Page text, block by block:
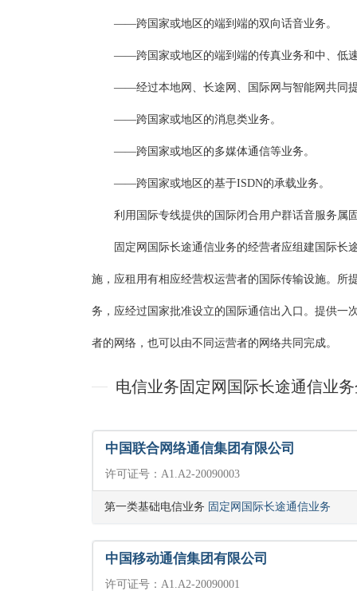
——跨国家或地区的端到端的双向话音业务。
——跨国家或地区的端到端的传真业务和中、低
——经过本地网、长途网、国际网与智能网共同提
——跨国家或地区的消息类业务。
——跨国家或地区的多媒体通信等业务。
——跨国家或地区的基于ISDN的承载业务。
利用国际专线提供的国际闭合用户群话音服务属
固定网国际长途通信业务的经营者应组建国际长
施，应租用有相应经营权运营者的国际传输设施。所
务，应经过国家批准设立的国际通信出入口。提供一
者的网络，也可以由不同运营者的网络共同完成。
电信业务固定网国际长途通信业
中国联合网络通信集团有限公司
许可证号：A1.A2-20090003
第一类基础电信业务 固定网国际长途通信业务
中国移动通信集团有限公司
许可证号：A1.A2-20090001